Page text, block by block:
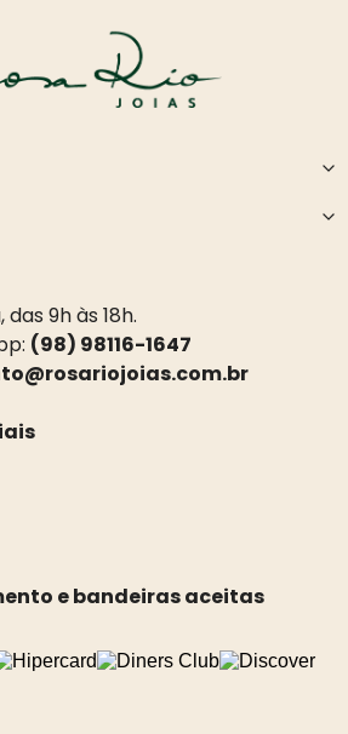
9h às 18h.
(98) 98116-1647
e bandeiras aceitas